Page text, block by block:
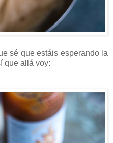
sé que estáis esperando la
que allá voy: